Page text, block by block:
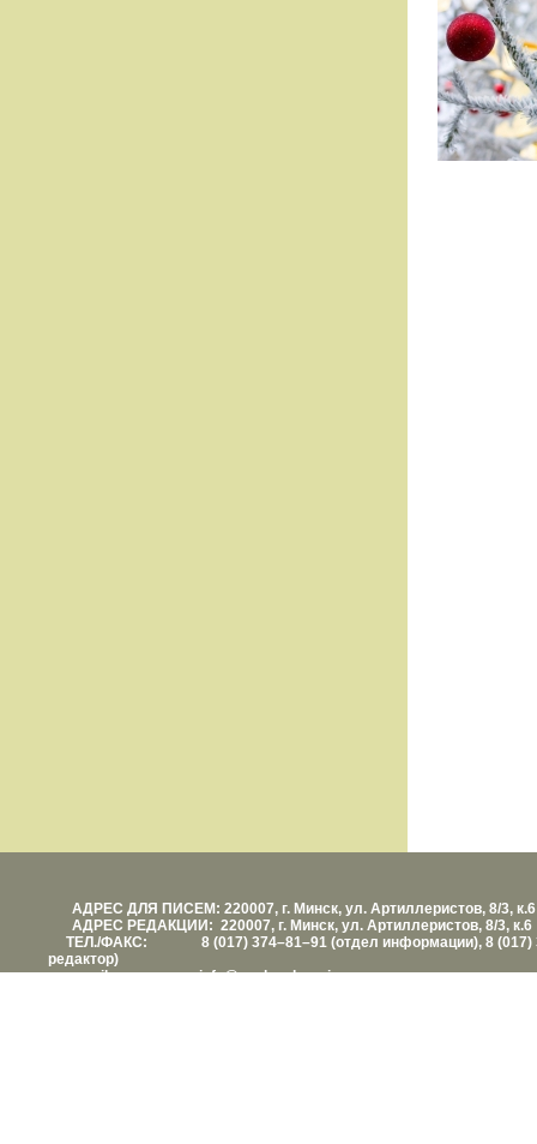
АДРЕС ДЛЯ ПИСЕМ: 220007, г. Минск, ул. Артиллеристов, 8/3, к.6
АДРЕС РЕДАКЦИИ: 220007, г. Минск, ул. Артиллеристов, 8/3, к.6
ТЕЛ./ФАКС: 8 (017) 374–81–91 (отдел информации), 8 (017)
редактор)
е-mail: info@vashezdorovie.com